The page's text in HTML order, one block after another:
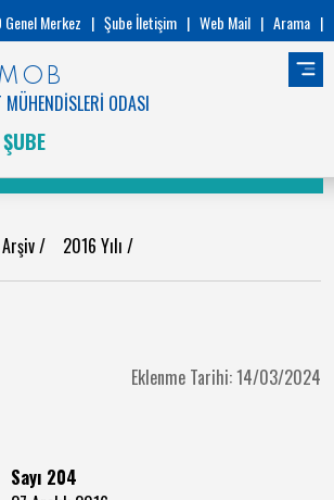
Genel Merkez | Şube İletişim | Web Mail | Arama |
MÜHENDİSLERİ ODASI
/ 2016 Yılı /
Eklenme Tarihi: 14/03/2024
Sayı 204